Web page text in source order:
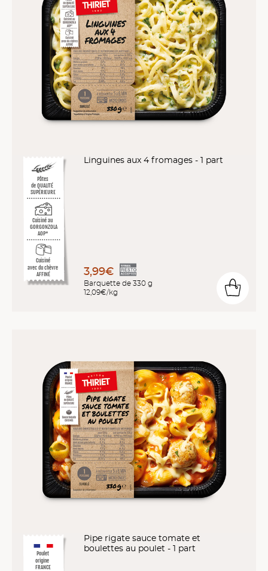
Pâtes
de QUALITÉ
SUPÉRIEURE
Cuisiné au
GORGONZOLA
AOP*
Cuisiné
avec du chèvre
AFFINÉ
Linguines aux 4 fromages - 1 part
3,99€
Barquette de 330 g
12,09€/kg
Poulet
origine
FRANCE
Pipe rigate sauce tomate et
boulettes au poulet - 1 part